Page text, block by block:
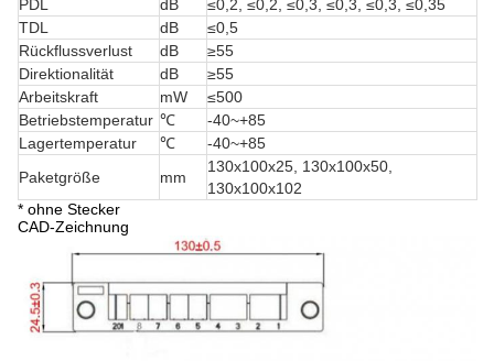
PDL
dB
≤0,2, ≤0,2, ≤0,3, ≤0,3, ≤0,3, ≤0,35
TDL
dB
≤0,5
Rückflussverlust
dB
≥55
Direktionalität
dB
≥55
Arbeitskraft
mW
≤500
Betriebstemperatur ℃
-40~+85
Lagertemperatur
℃
-40~+85
Paketgröße
mm
130x100x25, 130x100x50,
130x100x102
* ohne Stecker
CAD-Zeichnung